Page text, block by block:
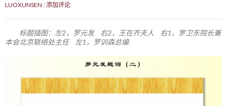
LUOXUNSEN 添加评论
标题插图：左2，罗元发 右2，王在齐夫人 右1，罗卫东院长兼
本会北京联络处主任 左1，罗训森总编